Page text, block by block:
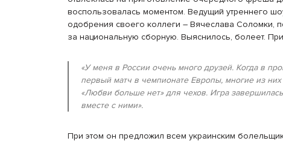
воспользовалась моментом. Ведущий утреннего
одобрения своего коллеги – Вячеслава Соломки,
за национальную сборную. Выяснилось, болеет.
«У меня в России очень много друзей. Когда в
первый матч в чемпионате Европы, многие из
«Любви больше нет» для чехов. Игра
вместе с ними».
При этом он предложил всем украинским